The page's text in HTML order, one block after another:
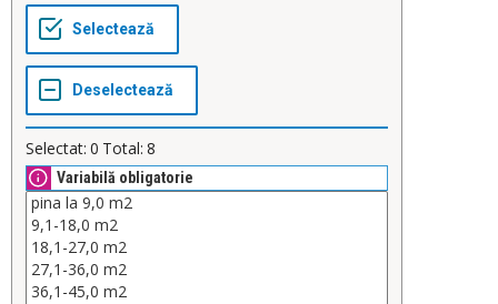
Selectat: 0 Total: 8
Variabilă obligatorie